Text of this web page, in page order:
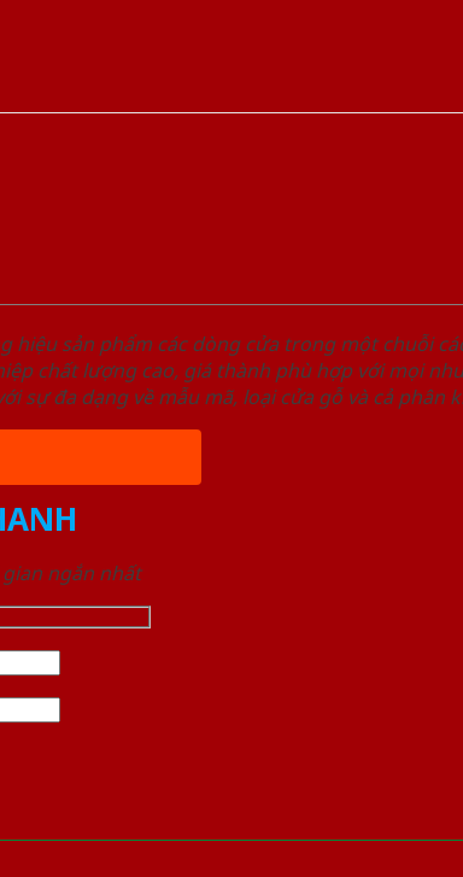
hiệu sản phẩm các dòng cửa trong một chuỗi
chất lượng cao, giá thành phù hợp với mọi nhu
sự đa dạng về mẫu mã, loại cửa gỗ và cả phân
ngắn nhất